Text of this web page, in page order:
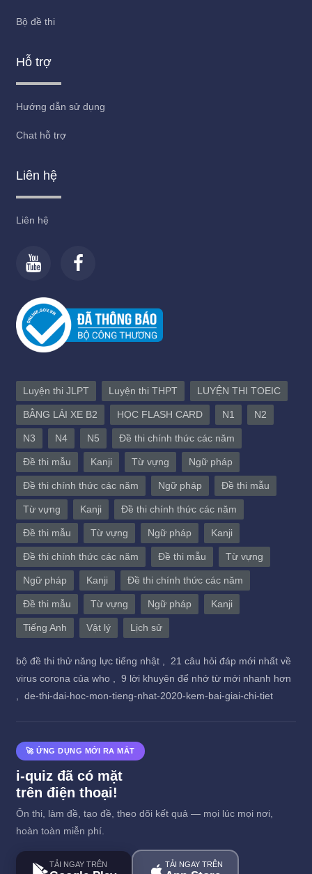
Bộ đề thi
Hỗ trợ
Hướng dẫn sử dụng
Chat hỗ trợ
Liên hệ
Liên hệ
Luyện thi JLPT Luyện thi THPT LUYỆN THI TOEIC
BẰNG LÁI XE B2 HỌC FLASH CARD N1 N2
N3 N4 N5 Đề thi chính thức các năm
Đề thi mẫu Kanji Từ vựng Ngữ pháp
Đề thi chính thức các năm Ngữ pháp Đề thi mẫu
Từ vựng Kanji Đề thi chính thức các năm
Đề thi mẫu Từ vựng Ngữ pháp Kanji
Đề thi chính thức các năm Đề thi mẫu Từ vựng
Ngữ pháp Kanji Đề thi chính thức các năm
Đề thi mẫu Từ vựng Ngữ pháp Kanji
Tiếng Anh Vật lý Lịch sử
bộ đề thi thử năng lực tiếng nhật , 21 câu hỏi đáp mới nhất về
virus corona của who , 9 lời khuyên để nhớ từ mới nhanh hơn
, de-thi-dai-hoc-mon-tieng-nhat-2020-kem-bai-giai-chi-tiet
🚀 ỨNG DỤNG MỚI RA MẮT
i-quiz đã có mặt
trên điện thoại!
Ôn thi, làm đề, tạo đề, theo dõi kết quả — mọi lúc mọi nơi,
hoàn toàn miễn phí.
TẢI NGAY TRÊN TẢI NGAY TRÊN